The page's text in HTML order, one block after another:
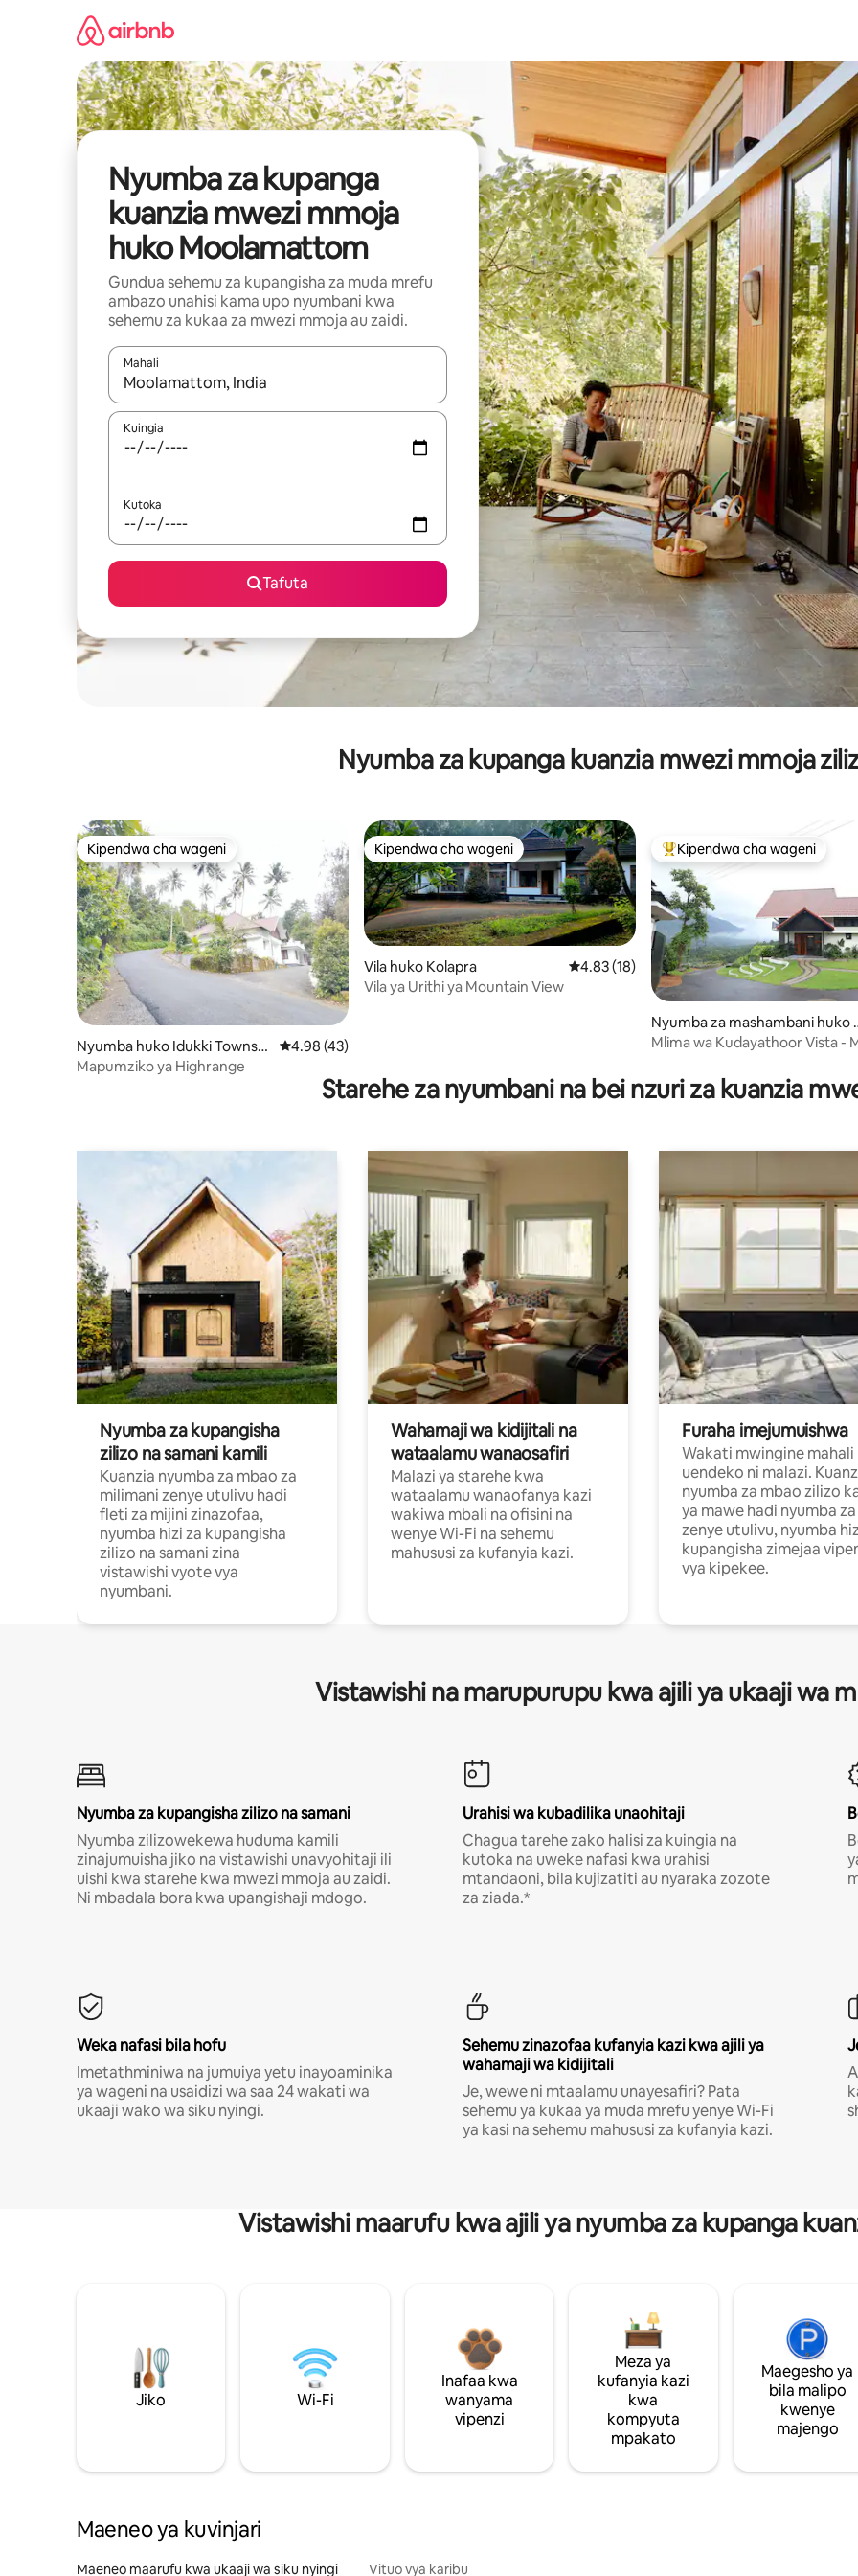
Nyumba za kupanga
kuanzia mwezi mmoja
huko Moolamattom
Gundua sehemu za kupangisha za muda mrefu
ambazo unahisi kama upo nyumbani kwa
sehemu za kukaa za mwezi mmoja au zaidi.
Mahali
Wakati matokeo yanapatikana, vinjari kwa kutumia vitufe vya vishale vya juu na chini au uchunguze kwa kugusa au
Kuingia
Kutoka
Tafuta
Nyumba za kupanga kuanzia mwezi mmoja
Kipendwa cha wageni
Kipendwa cha wageni
Nyumba huko Idukki Townshi
p
Ukadiriaji wa wastani wa 4.98 kati ya 5, tathmini 43
4.98 (43)
Mapumziko ya Highrange
Kipendwa cha wageni
Kipendwa cha wageni
Vila huko Kolapra Ukadiriaji wa wastani wa 4.83 kati ya 5,
4.83 (18)
Vila ya Urithi ya Mountain View
Kipendwa maarufu cha wageni
Kipendwa cha wageni
Nyumba za mashambani huko
anakkayam
Mlima wa Kudayathoor Vista -
Starehe za nyumbani na bei nzuri za kuanzia
Nyumba za kupangisha
zilizo na samani kamili
Kuanzia nyumba za mbao za
milimani zenye utulivu hadi
fleti za mijini zinazofaa,
nyumba hizi za kupangisha
zilizo na samani zina
vistawishi vyote vya
nyumbani.
Wahamaji wa kidijitali na
wataalamu wanaosafiri
Malazi ya starehe kwa
wataalamu wanaofanya kazi
wakiwa mbali na ofisini na
wenye Wi-Fi na sehemu
mahususi za kufanyia kazi.
Furaha imejumuishwa
Wakati mwingine mahali
uendeko ni malazi.
nyumba za mbao zilizo
ya mawe hadi nyumba
zenye utulivu, nyumba
kupangisha zimejaa
vya kipekee.
Vistawishi na marupurupu kwa ajili ya ukaaji wa
Nyumba za kupangisha zilizo na samani
Nyumba zilizowekewa huduma kamili
zinajumuisha jiko na vistawishi unavyohitaji ili
uishi kwa starehe kwa mwezi mmoja au zaidi.
Ni mbadala bora kwa upangishaji mdogo.
Urahisi wa kubadilika unaohitaji
Chagua tarehe zako halisi za kuingia na
kutoka na uweke nafasi kwa urahisi
mtandaoni, bila kujizatiti au nyaraka zozote
za ziada.*
Weka nafasi bila hofu
Imetathminiwa na jumuiya yetu inayoaminika
ya wageni na usaidizi wa saa 24 wakati wa
ukaaji wako wa siku nyingi.
Sehemu zinazofaa kufanyia kazi kwa ajili ya
wahamaji wa kidijitali
Je, wewe ni mtaalamu unayesafiri? Pata
sehemu ya kukaa ya muda mrefu yenye Wi-Fi
ya kasi na sehemu mahususi za kufanyia kazi.
Vistawishi maarufu kwa ajili ya nyumba za kupanga
Jiko Wi-Fi
Inafaa kwa
wanyama
vipenzi
Meza ya
kufanyia kazi
kwa
kompyuta
mpakato
Maegesho ya
bila malipo
kwenye
majengo
Maeneo ya kuvinjari
Maeneo maarufu kwa ukaaji wa siku nyingi Vituo vya karibu